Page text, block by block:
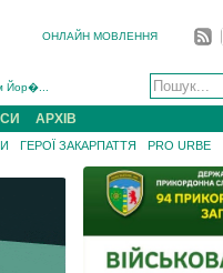
ОНЛАЙН МОВЛЕННЯ
Йор�...
�...
АРХІВ
ГЕРОЇ ЗАКАРПАТТЯ PRO URBE